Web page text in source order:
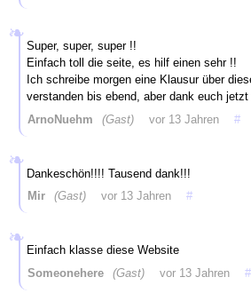
Super, super, super !!
Einfach toll die seite, es hilf einen sehr !!
Ich schreibe morgen eine Klausur über
verstanden bis ebend, aber dank euch
ArnoNuehm
(Gast) vor 13 Jahren #
Dankeschön!!!! Tausend dank!!!
Mir
(Gast) vor 13 Jahren #
Einfach klasse diese Website
Someonehere
(Gast) vor 13 Jahren #